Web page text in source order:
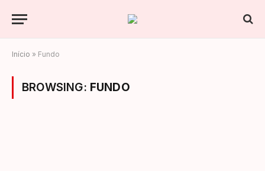
Início » Fundo
BROWSING: FUNDO